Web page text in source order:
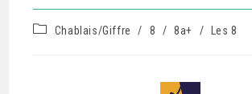
Chablais/Giffre / 8 / 8a+ / Les 8